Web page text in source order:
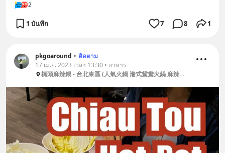
2
1 บันทึก 7 8 1
pkgoaround • ติดตาม
17 เม.ย. 2023 เวลา 13:30 • อาหาร
橋頭麻辣鍋 - 台北東區 (人氣火鍋 港式鴛鴦火鍋 麻辣火鍋店 鴨血豆腐吃到飽 東區美食 家庭聚餐 宵夜外帶 麻辣鍋)